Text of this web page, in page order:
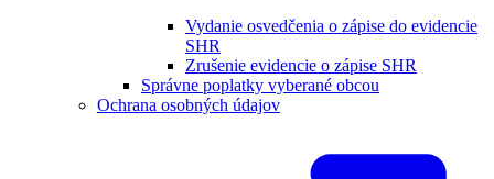
Vydanie osvedčenia o zápise do evidencie
SHR
Zrušenie evidencie o zápise SHR
Správne poplatky vyberané obcou
Ochrana osobných údajov